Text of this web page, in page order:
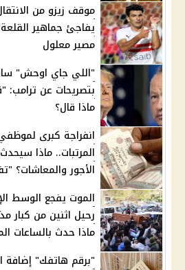
موقف زيزو من
يفاجئ جماهير
مصير معلول
"اللي جاي اوحش"
بتصريحات عن ترامب:
ماذا قال؟
انفراجة كبرى
المرتبات.. ماذا
الأجور والمعاشات؟
الموت يفجع الوسط
رحيل اثنين من كبار
ماذا حدث بالساعات
"برقم هاتفك" إضافة